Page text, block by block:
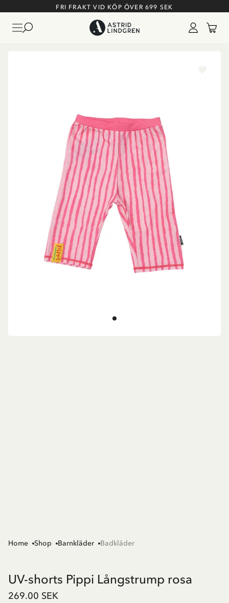
FRI FRAKT VID KÖP ÖVER 699 SEK
Home Shop Barnkläder Badkläder
UV-shorts Pippi Långstrump rosa
269.00 SEK